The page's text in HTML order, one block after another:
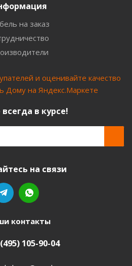
на заказ
в курсе!
на связи
контакты
105-90-04